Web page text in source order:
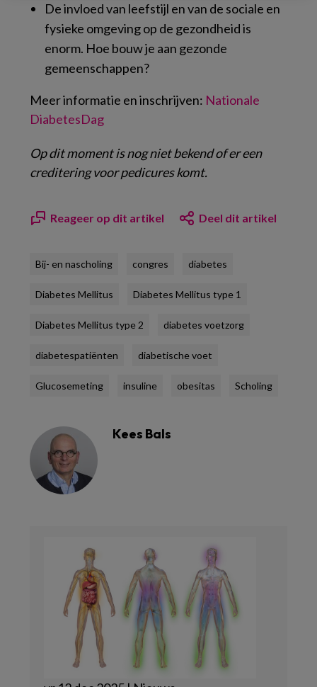
De invloed van leefstijl en van de sociale en
fysieke omgeving op de gezondheid is
enorm. Hoe bouw je aan gezonde
gemeenschappen?
Meer informatie en inschrijven: Nationale
DiabetesDag
Op dit moment is nog niet bekend of er een
creditering voor pedicures komt.
Reageer op dit artikel Deel dit artikel
Bij- en nascholing congres diabetes
Diabetes Mellitus Diabetes Mellitus type 1
Diabetes Mellitus type 2 diabetes voetzorg
diabetespatiënten diabetische voet
Glucosemeting insuline obesitas Scholing
Kees Bals